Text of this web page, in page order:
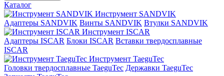
Каталог
Инструмент SANDVIK
Адаптеры SANDVIK Винты SANDVIK Втулки SANDVIK
Инструмент ISCAR
Адаптеры ISCAR Блоки ISCAR Вставки твердосплавные
ISCAR
Инструмент TaeguTec
Головки твердосплавные TaeguTec Державки TaeguTec